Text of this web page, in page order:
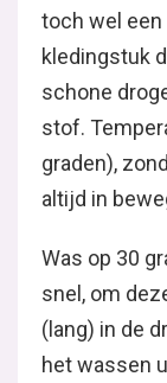
toch wel
kledingstuk
schone
stof.
graden),
altijd in
Was op 30
snel, om
(lang) in de
het wassen